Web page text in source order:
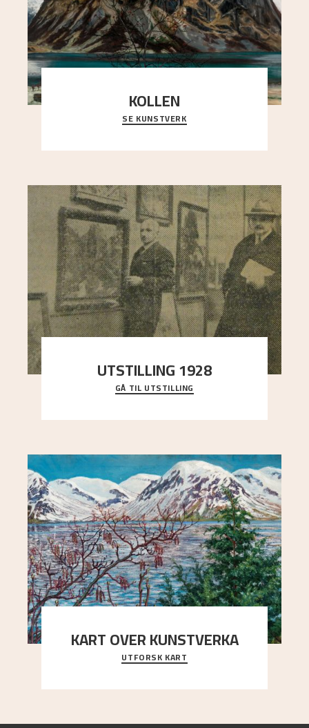
KOLLEN
Et ruvende fjell dominerer bildeflaten, og står i
sterk kontrast til det spinkle rognetreet ute
SE KUNSTVERK
UTSTILLING 1928
Då Astrup døydde i 1928, tok vennene Moritz
Kaland og Simon Thorbjørnsen initiativ til å
GÅ TIL UTSTILLING
KART OVER KUNSTVERKA
Utforsk stedene og utsiktene i Astrups malerier
UTFORSK KART